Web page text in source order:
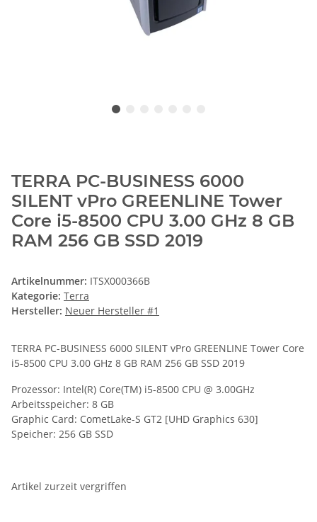
TERRA PC-BUSINESS 6000
SILENT vPro GREENLINE Tower
Core i5-8500 CPU 3.00 GHz 8 GB
RAM 256 GB SSD 2019
Artikelnummer: ITSX000366B
Kategorie: Terra
Hersteller: Neuer Hersteller #1
TERRA PC-BUSINESS 6000 SILENT vPro GREENLINE Tower Core
i5-8500 CPU 3.00 GHz 8 GB RAM 256 GB SSD 2019
Prozessor: Intel(R) Core(TM) i5-8500 CPU @ 3.00GHz
Arbeitsspeicher: 8 GB
Graphic Card: CometLake-S GT2 [UHD Graphics 630]
Speicher: 256 GB SSD
Artikel zurzeit vergriffen